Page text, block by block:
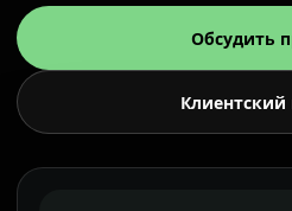
Обсудить
Клиентский